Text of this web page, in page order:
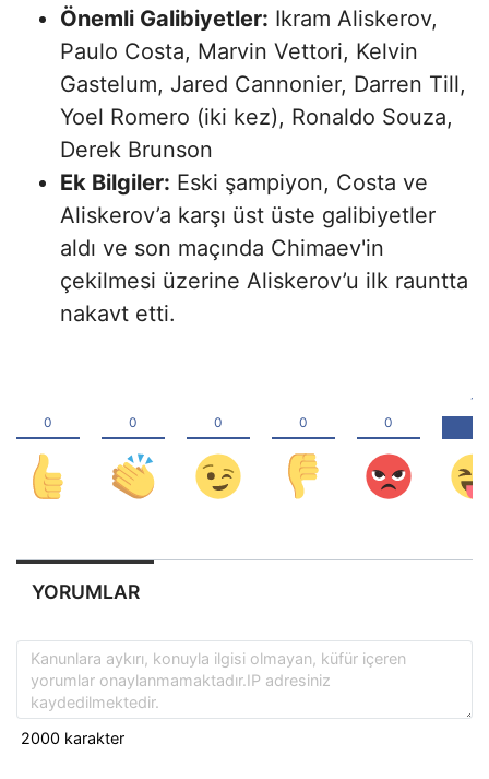
Önemli Galibiyetler: Ikram Aliskerov,
Paulo Costa, Marvin Vettori, Kelvin
Gastelum, Jared Cannonier, Darren Till,
Yoel Romero (iki kez), Ronaldo Souza,
Derek Brunson
Ek Bilgiler: Eski şampiyon, Costa ve
Aliskerov’a karşı üst üste galibiyetler
aldı ve son maçında Chimaev'in
çekilmesi üzerine Aliskerov’u ilk rauntta
nakavt etti.
YORUMLAR